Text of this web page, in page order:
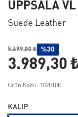
UPPSALA
Suede Leather
5.699,00 ₺ %30
3.989,30
Ürün Kodu: 1028108
KALIP